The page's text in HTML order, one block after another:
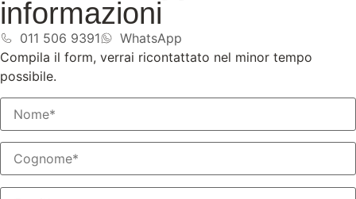
informazioni
011 506 9391
WhatsApp
Compila il form, verrai ricontattato nel minor tempo
possibile.